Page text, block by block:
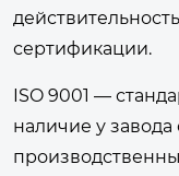
сертификации.
ISO 9001 —
наличие у завода